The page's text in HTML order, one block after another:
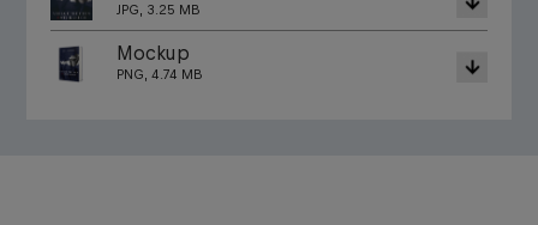
JPG, 3.25 MB
Mockup
PNG, 4.74 MB